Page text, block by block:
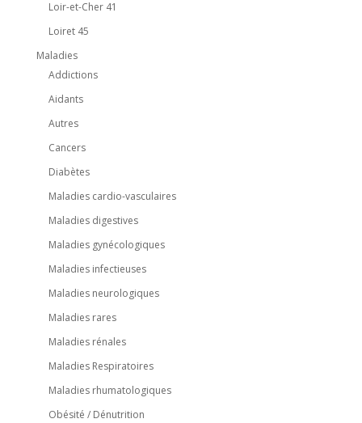
Loir-et-Cher 41
Loiret 45
Maladies
Addictions
Aidants
Autres
Cancers
Diabètes
Maladies cardio-vasculaires
Maladies digestives
Maladies gynécologiques
Maladies infectieuses
Maladies neurologiques
Maladies rares
Maladies rénales
Maladies Respiratoires
Maladies rhumatologiques
Obésité / Dénutrition